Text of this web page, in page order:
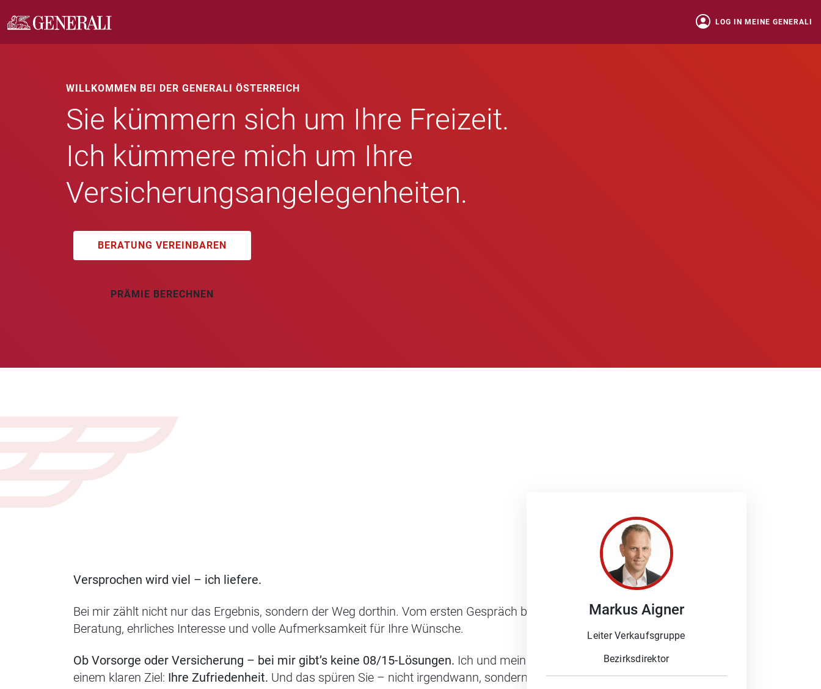
LOG IN MEINE GENERALI
WILLKOMMEN BEI DER GENERALI ÖSTERREICH
Sie kümmern sich um Ihre Freizeit.
Ich kümmere mich um Ihre
Versicherungsangelegenheiten.
BERATUNG VEREINBAREN
PRÄMIE BERECHNEN
Markus Aigner
Leiter Verkaufsgruppe
Bezirksdirektor
Versprochen wird viel – ich liefere.
Bei mir zählt nicht nur das Ergebnis, sondern der Weg dorthin. Vom ersten Gespräch bis zur finalen Lösung stehe ich für echte
Beratung, ehrliches Interesse und volle Aufmerksamkeit für Ihre Wünsche.
Ob Vorsorge oder Versicherung – bei mir gibt’s keine 08/15-Lösungen. Ich und mein Team arbeiten schnell, effizient und mit
einem klaren Ziel: Ihre Zufriedenheit. Und das spüren Sie – nicht irgendwann, sondern sofort.